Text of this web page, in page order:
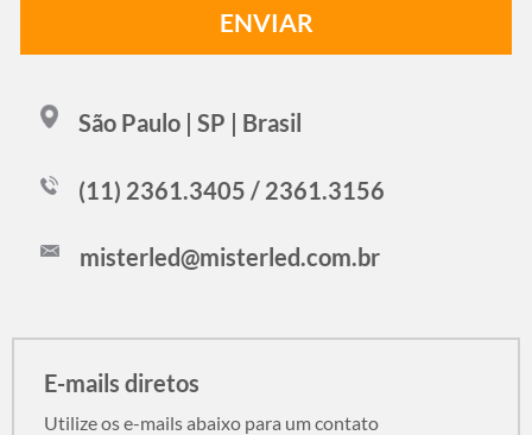
São Paulo | SP | Brasil
(11) 2361.3405 / 2361.3156
misterled@misterled.com.br
E-mails diretos
Utilize os e-mails abaixo para um contato